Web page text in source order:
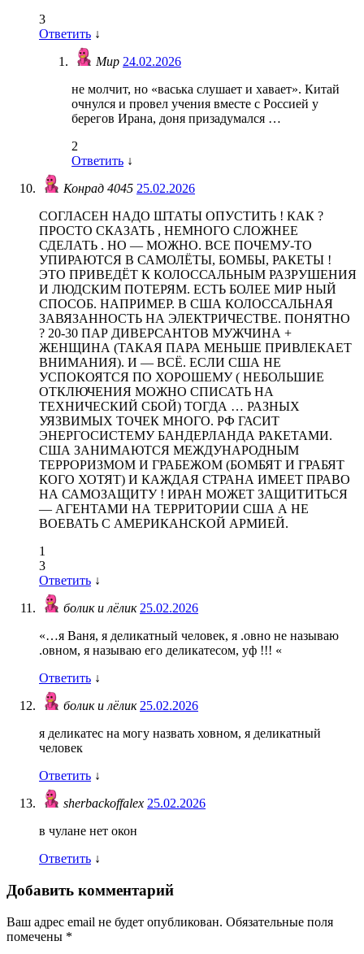
3
Ответить ↓
Мир 24.02.2026
не молчит, но «васька слушает и хавает». Китай
очнулся и провел учения вместе с Россией у
берегов Ирана, доня призадумался …
2
Ответить ↓
Конрад 4045 25.02.2026
СОГЛАСЕН НАДО ШТАТЫ ОПУСТИТЬ ! КАК ?
ПРОСТО СКАЗАТЬ , НЕМНОГО СЛОЖНЕЕ
СДЕЛАТЬ . НО — МОЖНО. ВСЕ ПОЧЕМУ-ТО
УПИРАЮТСЯ В САМОЛЁТЫ, БОМБЫ, РАКЕТЫ !
ЭТО ПРИВЕДЁТ К КОЛОССАЛЬНЫМ РАЗРУШЕНИЯ
И ЛЮДСКИМ ПОТЕРЯМ. ЕСТЬ БОЛЕЕ МИР НЫЙ
СПОСОБ. НАПРИМЕР. В США КОЛОССАЛЬНАЯ
ЗАВЯЗАННОСТЬ НА ЭЛЕКТРИЧЕСТВЕ. ПОНЯТНО
? 20-30 ПАР ДИВЕРСАНТОВ МУЖЧИНА +
ЖЕНЩИНА (ТАКАЯ ПАРА МЕНЬШЕ ПРИВЛЕКАЕТ
ВНИМАНИЯ). И — ВСЁ. ЕСЛИ США НЕ
УСПОКОЯТСЯ ПО ХОРОШЕМУ ( НЕБОЛЬШИЕ
ОТКЛЮЧЕНИЯ МОЖНО СПИСАТЬ НА
ТЕХНИЧЕСКИЙ СБОЙ) ТОГДА … РАЗНЫХ
УЯЗВИМЫХ ТОЧЕК МНОГО. РФ ГАСИТ
ЭНЕРГОСИСТЕМУ БАНДЕРЛАНДА РАКЕТАМИ.
США ЗАНИМАЮТСЯ МЕЖДУНАРОДНЫМ
ТЕРРОРИЗМОМ И ГРАБЕЖОМ (БОМБЯТ И ГРАБЯТ
КОГО ХОТЯТ) И КАЖДАЯ СТРАНА ИМЕЕТ ПРАВО
НА САМОЗАЩИТУ ! ИРАН МОЖЕТ ЗАЩИТИТЬСЯ
— АГЕНТАМИ НА ТЕРРИТОРИИ США А НЕ
ВОЕВАТЬ С АМЕРИКАНСКОЙ АРМИЕЙ.
1
3
Ответить ↓
болик и лёлик25.02.2026
«…я Ваня, я деликатный человек, я .овно не называю
.овном, я называю его деликатесом, уф !!! «
Ответить ↓
болик и лёлик25.02.2026
я деликатес на могу назвать ховном, я деликатный
человек
Ответить ↓
sherbackoffalex 25.02.2026
в чулане нет окон
Ответить ↓
Добавить комментарий
Ваш адрес email не будет опубликован. Обязательные поля
помечены *